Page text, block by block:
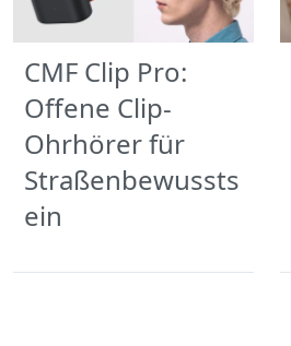
CMF Clip Pro:
Offene Clip-
Ohrhörer für
Straßenbewussts
ein